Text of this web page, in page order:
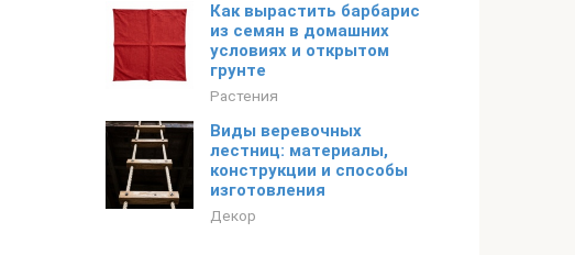
Как вырастить барбарис
из семян в домашних
условиях и открытом
грунте
Растения
Виды веревочных
лестниц: материалы,
конструкции и способы
изготовления
Декор